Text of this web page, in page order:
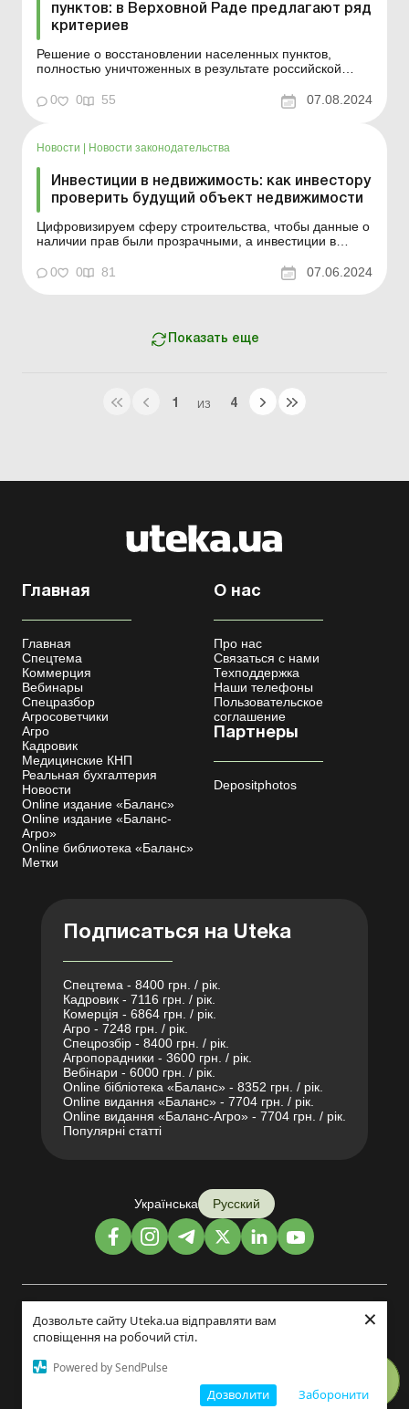
Дозвольте сайту Uteka.ua відправляти вам
сповіщення на робочий стіл.
Powered by SendPulse
Заборонити
Дозволити
×
пунктов: в Верховной Раде предлагают ряд
критериев
Решение о восстановлении населенных пунктов,
полностью уничтоженных в результате российской
зависимости от того, сколько жилья там осталось,
вернется ли туда хотя бы 50 % населения,
водоснабжение, отопление и электро...
0 0 55 07.08.2024
Новости | Новости законодательства
Инвестиции в недвижимость: как инвестору
проверить будущий объект недвижимости
Цифровизируем сферу строительства, чтобы данные о
наличии прав были прозрачными, а инвестиции в
сведений о будущем объекте на портале Единой
государственной электронной системы в сфере
0 0 81 07.06.2024
Показать еще
1 ИЗ 4
Главная
Главная
Спецтема
Коммерция
Вебинары
Спецразбор
Агросоветчики
Агро
Кадровик
Медицинские КНП
Реальная бухгалтерия
Новости
Online издание «Баланс»
Online издание «Баланс-
Агро»
Online библиотека «Баланс»
Метки
О нас
Про нас
Связаться с нами
Техподдержка
Наши телефоны
Пользовательское
соглашение
Партнеры
Depositphotos
Подписаться на Uteka
Спецтема - 8400 грн. / рік.
Кадровик - 7116 грн. / рік.
Комерція - 6864 грн. / рік.
Агро - 7248 грн. / рік.
Спецрозбір - 8400 грн. / рік.
Агропорадники - 3600 грн. / рік.
Вебінари - 6000 грн. / рік.
Online бібліотека «Баланс» - 8352 грн. / рік.
Online видання «Баланс» - 7704 грн. / рік.
Online видання «Баланс-Агро» - 7704 грн. / рік.
Популярні статті
Українська Русский
Дизайн и разработка: